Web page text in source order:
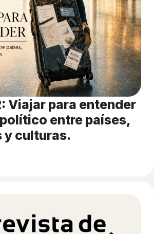
Viajar para entender
entre países,
y culturas.